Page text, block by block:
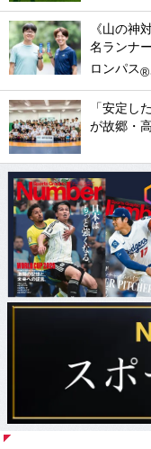
《山の神
名ランナ
ロンパス®
「安定し
が故郷・